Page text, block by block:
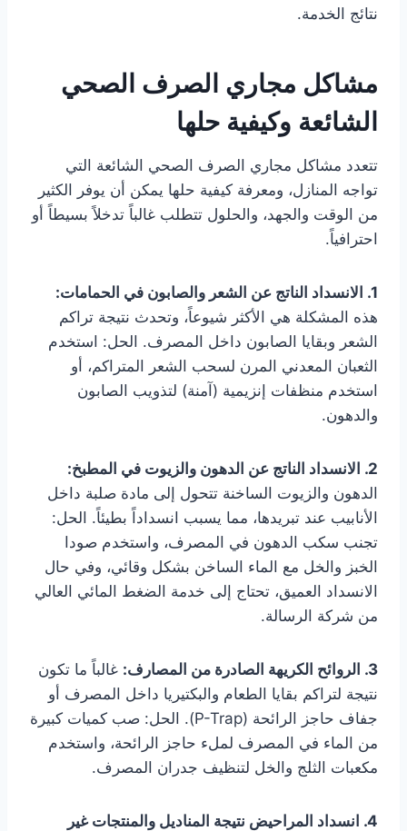
نتائج الخدمة.
مشاكل مجاري الصرف الصحي
الشائعة وكيفية حلها
تتعدد مشاكل مجاري الصرف الصحي الشائعة التي
تواجه المنازل، ومعرفة كيفية حلها يمكن أن يوفر الكثير
من الوقت والجهد، والحلول تتطلب غالباً تدخلاً بسيطاً أو
احترافياً.
1. الانسداد الناتج عن الشعر والصابون في الحمامات:
هذه المشكلة هي الأكثر شيوعاً، وتحدث نتيجة تراكم
الشعر وبقايا الصابون داخل المصرف. الحل: استخدم
الثعبان المعدني المرن لسحب الشعر المتراكم، أو
استخدم منظفات إنزيمية (آمنة) لتذويب الصابون
والدهون.
2. الانسداد الناتج عن الدهون والزيوت في المطبخ:
الدهون والزيوت الساخنة تتحول إلى مادة صلبة داخل
الأنابيب عند تبريدها، مما يسبب انسداداً بطيئاً. الحل:
تجنب سكب الدهون في المصرف، واستخدم صودا
الخبز والخل مع الماء الساخن بشكل وقائي، وفي حال
الانسداد العميق، تحتاج إلى خدمة الضغط المائي العالي
من شركة الرسالة.
3. الروائح الكريهة الصادرة من المصارف:
غالباً ما تكون
نتيجة لتراكم بقايا الطعام والبكتيريا داخل المصرف أو
جفاف حاجز الرائحة (P-Trap). الحل: صب كميات كبيرة
من الماء في المصرف لملء حاجز الرائحة، واستخدم
مكعبات الثلج والخل لتنظيف جدران المصرف.
4. انسداد المراحيض نتيجة المناديل والمنتجات غير